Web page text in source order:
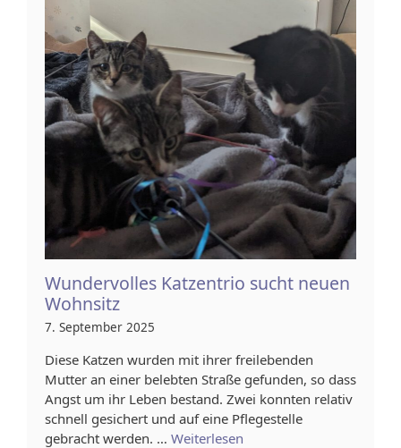
Wundervolles Katzentrio sucht neuen
Wohnsitz
7. September 2025
Diese Katzen wurden mit ihrer freilebenden
Mutter an einer belebten Straße gefunden, so dass
Angst um ihr Leben bestand. Zwei konnten relativ
schnell gesichert und auf eine Pflegestelle
gebracht werden. … Weiterlesen